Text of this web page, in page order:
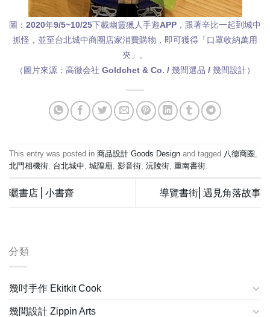
分類
幾吋手作 Ekitkit Cook
幾間設計 Zippin Arts
圖：2020年9/5~10/25下載幽靈獵人手遊APP，跟著辛比一起到城中
抓怪，並至台北城中商圈店家消費購物，即可獲得「口罩收納萬用
夾」。
（圖片來源：高徹会社 Goldchet & Co. / 幾間選品 / 幾間設計）
This entry was posted in 商品設計 Goods Design and tagged 八德商圈
北門相機街 台北城中 城隍廟 影音街 沅陵街 重南書街
曬書店⎪小書齋 導覽書街⎢遇見角落故事